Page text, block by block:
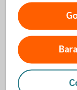
Frågor
Frågor om